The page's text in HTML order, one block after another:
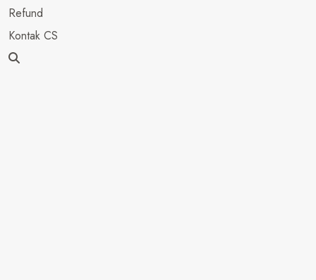
Refund
Kontak CS